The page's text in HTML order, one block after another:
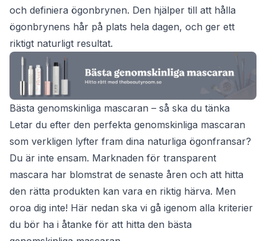
och definiera ögonbrynen. Den hjälper till att hålla
ögonbrynens hår på plats hela dagen, och ger ett
riktigt naturligt resultat.
Bästa genomskinliga mascaran – så ska du tänka
Letar du efter den perfekta genomskinliga mascaran
som verkligen lyfter fram dina naturliga ögonfransar?
Du är inte ensam. Marknaden för transparent
mascara har blomstrat de senaste åren och att hitta
den rätta produkten kan vara en riktig härva. Men
oroa dig inte! Här nedan ska vi gå igenom alla kriterier
du bör ha i åtanke för att hitta den bästa